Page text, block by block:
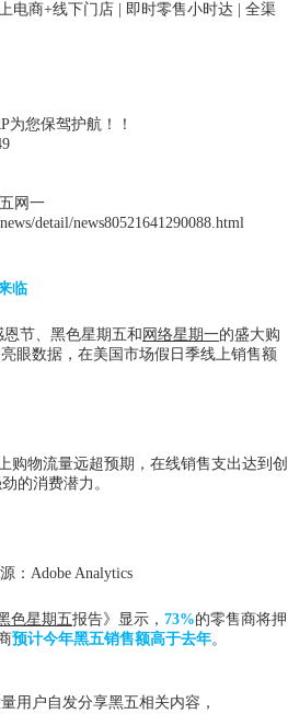
电商+线下门店 | 即时零售小时达 | 全渠
为您保驾护航！！
网一
detail/news80521641290088.html
临
节、黑色星期五和 网络星期一的盛大购
眼数据，在美国市场假日季线上销售额
购物流量远超预期，在线销售支出达到创
的消费潜力。
：Adobe Analytics
色星期五报告》显示， 73%的零售商将押
预计今年黑五销售额高于去年。
用户自发分享黑五相关内容，